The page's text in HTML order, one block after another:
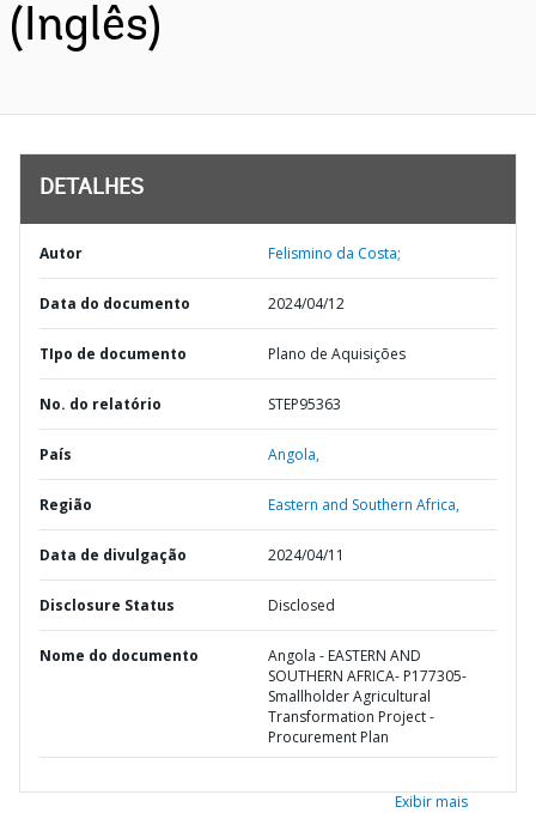
(Inglês)
DETALHES
Autor Felismino da Costa;
Data do documento 2024/04/12
TIpo de documento Plano de Aquisições
No. do relatório STEP95363
País Angola,
Região Eastern and Southern Africa,
Data de divulgação 2024/04/11
Disclosure Status Disclosed
Nome do documento
Angola - EASTERN AND
SOUTHERN AFRICA- P177305-
Smallholder Agricultural
Transformation Project -
Procurement Plan
Exibir mais